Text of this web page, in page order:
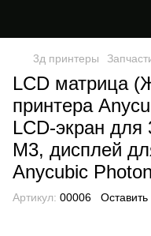
3д принтеры
LCD матрица
принтера
LCD-экран для
M3, дисплей
Anycubic
Артикул: 00006 Оставить